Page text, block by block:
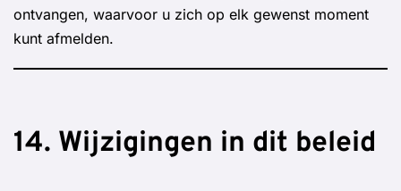
ontvangen, waarvoor u zich op elk gewenst moment
kunt afmelden.
14. Wijzigingen in dit beleid